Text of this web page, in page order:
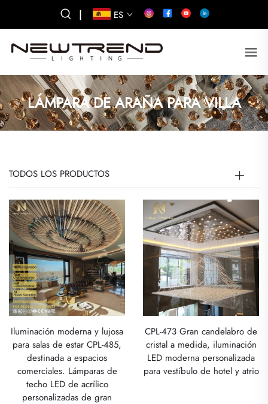
| ES
LÁMPARA DE ARAÑA PARA VILLA
TODOS LOS PRODUCTOS
Iluminación moderna y lujosa
para salas de estar CPL-485,
destinada a espacios
comerciales. Lámparas de
techo LED de acrílico
personalizadas de gran
CPL-473 Gran candelabro de
cristal a medida, iluminación
LED moderna personalizada
para vestíbulo de hotel y atrio